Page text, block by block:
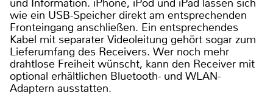
und Information. iPhone, iPod und iPad lassen sich
wie ein USB-Speicher direkt am entsprechenden
Fronteingang anschließen. Ein entsprechendes
Kabel mit separater Videoleitung gehört sogar zum
Lieferumfang des Receivers. Wer noch mehr
drahtlose Freiheit wünscht, kann den Receiver mit
optional erhältlichen Bluetooth- und WLAN-
Adaptern ausstatten.